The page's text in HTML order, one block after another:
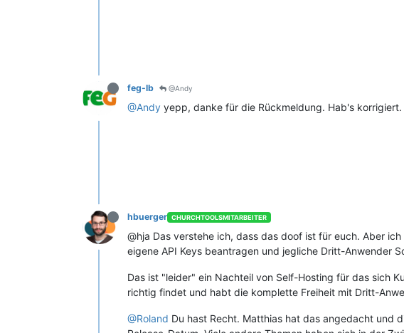
feg-lb @Andy
@Andy yepp, danke für die Rückmeldung. Hab's korrigiert.
hbuerger CHURCHTOOLSMITARBEITER
@hja Das verstehe ich, dass das doof ist für euch. Aber
eigene API Keys beantragen und jegliche Dritt-Anwender
Das ist "leider" ein Nachteil von Self-Hosting für das sich
richtig findet und habt die komplette Freiheit mit Dritt-
@Roland Du hast Recht. Matthias hat das angedacht und